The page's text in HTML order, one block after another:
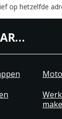
op hetzelfde